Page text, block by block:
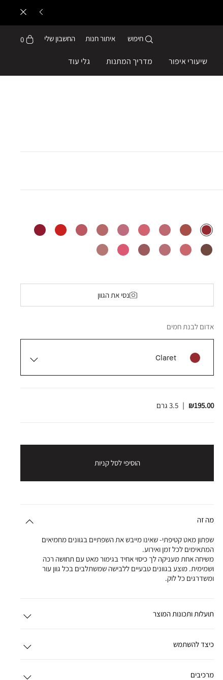
שיעורי איפור מדריך המתנות גלי עוד
חיפוש איתור חנות החשבון שלי 0
נסי את הגוון
אדום לבנת חמים
Claret
₪195.00
| 3.5 גרם
הוסיפי לסל קניות
מה זה
שפתון מאט קטיפתי- שאינו מייבש את השפתיים בגוונים מחמיאים
המתאימים לכל זמן ואירוע.
משיחה אחת מעניקה לך כיסוי אחיד בגימור מאט עם תחושה רכה
ושמימית. מוצע בגוונים טבעיים ללבישה שמשתלבים בכל גוון עור
ומשדרגים כל לוק.
תועלות ותכונות המוצר
כיצד להשתמש
מרכיבים